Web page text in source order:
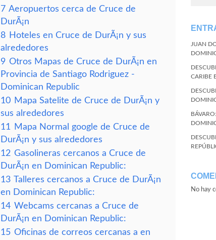
7 Aeropuertos cerca de Cruce de
DurÃ¡n
8 Hoteles en Cruce de DurÃ¡n y sus
alrededores
9 Otros Mapas de Cruce de DurÃ¡n en
Provincia de Santiago Rodriguez -
Dominican Republic
10 Mapa Satelite de Cruce de DurÃ¡n y
sus alrededores
11
Mapa Normal google de Cruce de
DurÃ¡n y sus alrededores
12 Gasolineras cercanos a Cruce de
DurÃ¡n en Dominican Republic:
13 Talleres cercanos a Cruce de DurÃ¡n
en Dominican Republic:
14 Webcams cercanas a Cruce de
DurÃ¡n en Dominican Republic:
15 Oficinas de correos cercanas a en
JUAN
CARIBE
No hay